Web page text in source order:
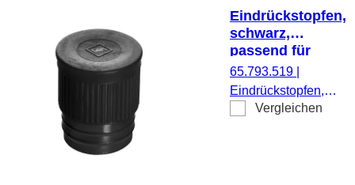
Eindrückstopfen,
schwarz,
passend für
Röhren Ø 16-17
mm
65.793.519
Eindrückstopfen,
schwarz, passend
Vergleichen